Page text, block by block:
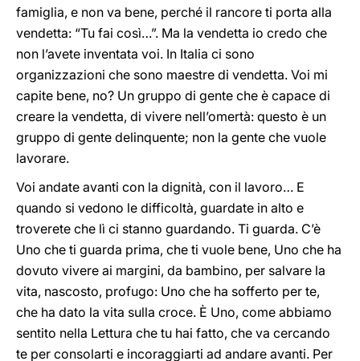
famiglia, e non va bene, perché il rancore ti porta alla
vendetta: “Tu fai così…”. Ma la vendetta io credo che
non l’avete inventata voi. In Italia ci sono
organizzazioni che sono maestre di vendetta. Voi mi
capite bene, no? Un gruppo di gente che è capace di
creare la vendetta, di vivere nell’omertà: questo è un
gruppo di gente delinquente; non la gente che vuole
lavorare.
Voi andate avanti con la dignità, con il lavoro… E
quando si vedono le difficoltà, guardate in alto e
troverete che lì ci stanno guardando. Ti guarda. C’è
Uno che ti guarda prima, che ti vuole bene, Uno che ha
dovuto vivere ai margini, da bambino, per salvare la
vita, nascosto, profugo: Uno che ha sofferto per te,
che ha dato la vita sulla croce. È Uno, come abbiamo
sentito nella Lettura che tu hai fatto, che va cercando
te per consolarti e incoraggiarti ad andare avanti. Per